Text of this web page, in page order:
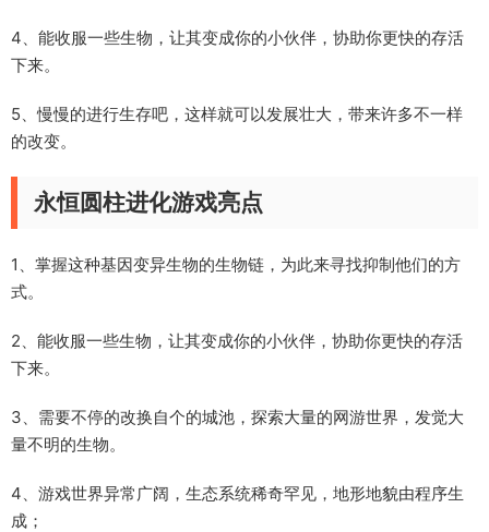
4、能收服一些生物，让其变成你的小伙伴，协助你更快的存活
下来。
5、慢慢的进行生存吧，这样就可以发展壮大，带来许多不一样
的改变。
永恒圆柱进化游戏亮点
1、掌握这种基因变异生物的生物链，为此来寻找抑制他们的方
式。
2、能收服一些生物，让其变成你的小伙伴，协助你更快的存活
下来。
3、需要不停的改换自个的城池，探索大量的网游世界，发觉大
量不明的生物。
4、游戏世界异常广阔，生态系统稀奇罕见，地形地貌由程序生
成；